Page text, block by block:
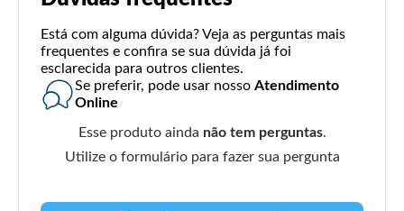
Está com alguma dúvida? Veja as perguntas mais
frequentes e confira se sua dúvida já foi
esclarecida para outros clientes.
Se preferir, pode usar nosso Atendimento
Online
Esse produto ainda não tem perguntas.
Utilize o formulário para fazer sua pergunta